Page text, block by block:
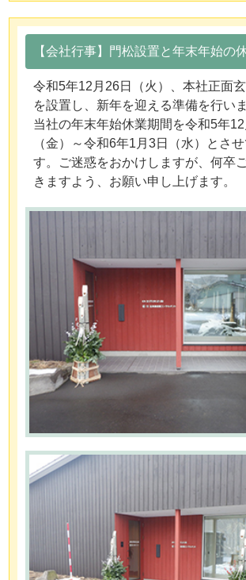
【会社行事】門松設置と年末年始の
令和5年12月26日（火）、本社正面
を設置し、新年を迎える準備を行い
当社の年末年始休業期間を令和5年12
（金）～令和6年1月3日（水）とさ
す。ご迷惑をおかけしますが、何卒
きますよう、お願い申し上げます。